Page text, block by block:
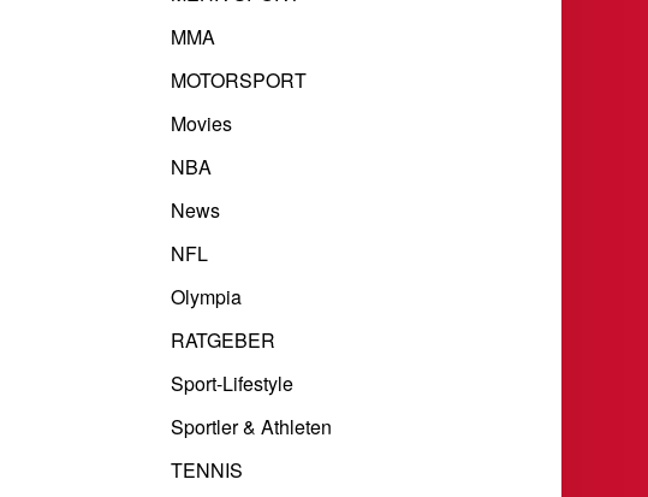
MMA
MOTORSPORT
Movies
NBA
News
NFL
Olympia
RATGEBER
Sport-Lifestyle
Sportler & Athleten
TENNIS